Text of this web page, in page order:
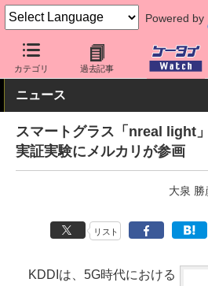
Powered by
カテゴリ 過去記事
ケータイ Watch 業界動向 技術
ニュース
スマートグラス「nreal light
実証実験にメルカリが参画
大泉 勝
リスト
KDDIは、5G時代における